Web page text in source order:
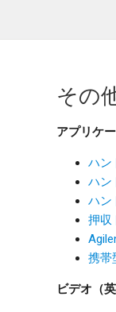
その
アプリケ
ハン
ハン
ハン
押収
携帯
ビデオ（